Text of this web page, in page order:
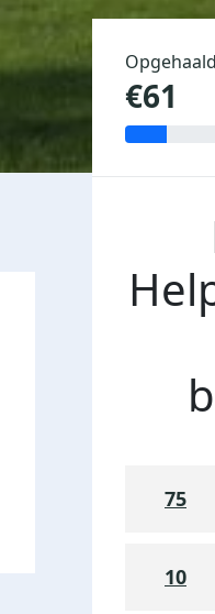
Opgehaald
€61
75
10